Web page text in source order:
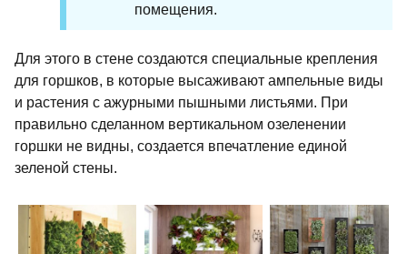
помещения.
Для этого в стене создаются специальные крепления
для горшков, в которые высаживают ампельные виды
и растения с ажурными пышными листьями. При
правильно сделанном вертикальном озеленении
горшки не видны, создается впечатление единой
зеленой стены.